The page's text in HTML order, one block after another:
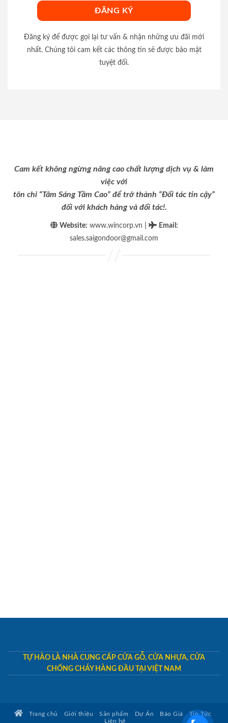
Đăng ký để được gọi lại tư vấn & nhận những ưu đãi mới
nhất. Chúng tôi cam kết các thông tin sẽ được bảo mật
tuyệt đối.
Cam kết không ngừng nâng cao chất lượng dịch vụ & làm
việc với
tôn chỉ “Tâm Sáng Tầm Cao” để trở thành “Đối tác tin cậy”
đối với khách hàng và đối tác!.
Website: www.wincorp.vn Email :
sales.saigondoor@gmail.com
TỰ HÀO LÀ NHÀ CUNG CẤP CỬA GỖ, CỬA NHỰA, CỬA
CHỐNG CHÁY HÀNG ĐẦU TẠI VIỆT NAM
Trang chủ Giới thiệu Sản phẩm Dự Án Báo Giá
Tin Tức
Liên hệ